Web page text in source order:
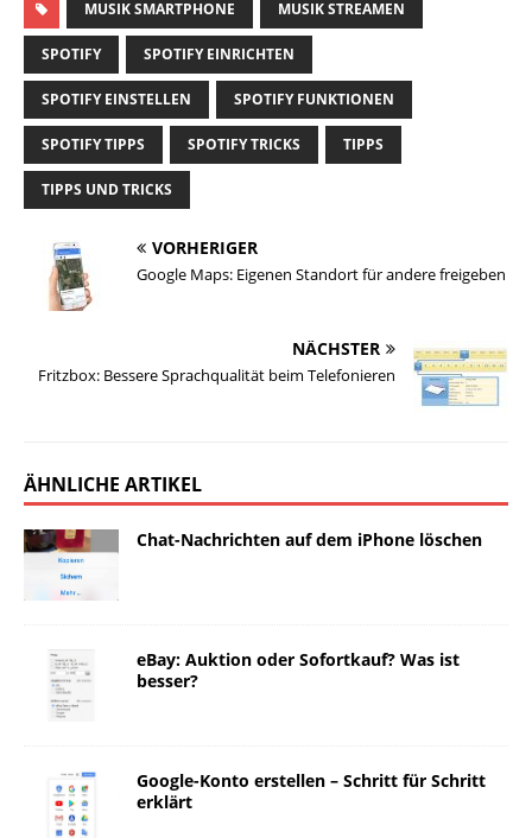
MUSIK SMARTPHONE MUSIK STREAMEN
SPOTIFY SPOTIFY EINRICHTEN
SPOTIFY EINSTELLEN SPOTIFY FUNKTIONEN
SPOTIFY TIPPS SPOTIFY TRICKS TIPPS
TIPPS UND TRICKS
VORHERIGER
Google Maps: Eigenen Standort für andere freigeben
NÄCHSTER
Fritzbox: Bessere Sprachqualität beim Telefonieren
ÄHNLICHE ARTIKEL
Chat-Nachrichten auf dem iPhone löschen
eBay: Auktion oder Sofortkauf? Was ist
besser?
Google-Konto erstellen – Schritt für Schritt
erklärt